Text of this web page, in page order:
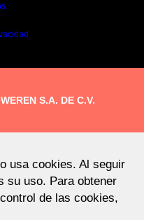
S.A. DE C.V.
usa cookies. Al seguir
su uso. Para obtener
de las cookies,